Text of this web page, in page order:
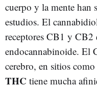
cuerpo y la mente han
estudios. El
receptores CB1 y CB2
endocannabinoide. El
cerebro, en sitios
THC tiene mucha